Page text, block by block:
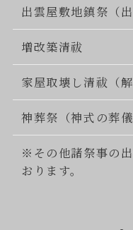
出雲屋敷地鎮祭（
増改築清祓
家屋取壊し清祓（解
神葬祭（神式の葬儀
※その他諸祭事の
おります。